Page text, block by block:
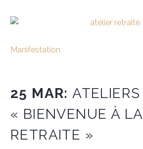
Manifestation
25 MAR:ATELIERS
« BIENVENUE À LA
RETRAITE »